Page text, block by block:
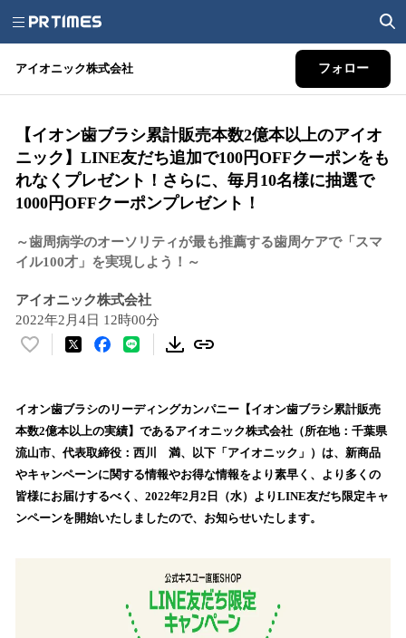
アイオニック株式会社 フォロー
【イオン歯ブラシ累計販売本数2億本以上のアイオ
ニック】LINE友だち追加で100円OFFクーポンをも
れなくプレゼント！さらに、毎月10名様に抽選で
1000円OFFクーポンプレゼント！
～歯周病学のオーソリティが最も推薦する歯周ケアで「スマ
イル100才」を実現しよう！～
アイオニック株式会社
2022年2月4日 12時00分
い
！
数
を
読
み
込
み
イオン歯ブラシのリーディングカンパニー【イオン歯ブラシ累計販売
本数2億本以上の実績】であるアイオニック株式会社（所在地：千葉県
流山市、代表取締役：西川 満、以下「アイオニック」）は、新商品
やキャンペーンに関する情報やお得な情報をより素早く、より多くの
皆様にお届けするべく、2022年2月2日（水）よりLINE友だち限定キャ
ンペーンを開始いたしましたので、お知らせいたします。